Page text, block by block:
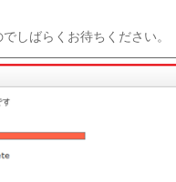
しばらくお待ちください。